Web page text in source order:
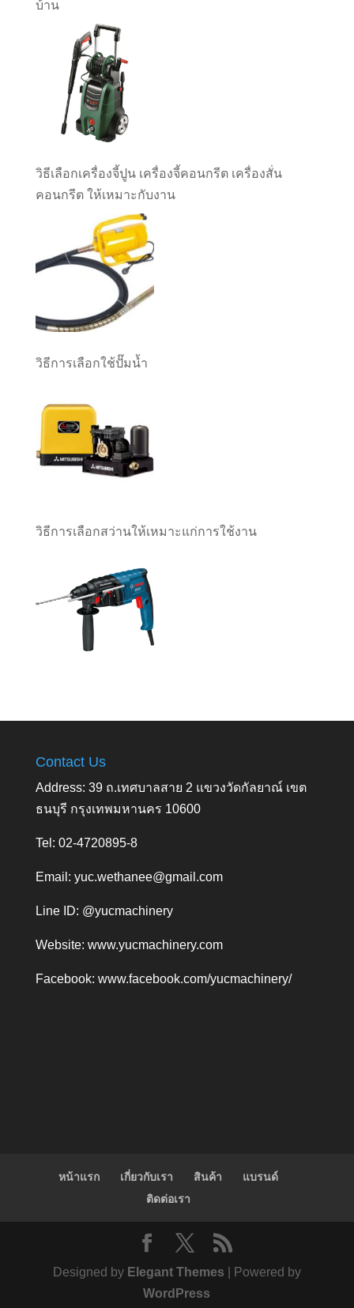
บ้าน
วิธีเลือกเครื่องจี้ปูน เครื่องจี้คอนกรีต เครื่องสั่น
คอนกรีต ให้เหมาะกับงาน
วิธีการเลือกใช้ปั๊มน้ำ
วิธีการเลือกสว่านให้เหมาะแก่การใช้งาน
Contact Us
Address: 39 ถ.เทศบาลสาย 2 แขวงวัดกัลยาณ์ เขต
ธนบุรี กรุงเทพมหานคร 10600
Tel: 02-4720895-8
Email: yuc.wethanee@gmail.com
Line ID: @yucmachinery
Website: www.yucmachinery.com
Facebook: www.facebook.com/yucmachinery/
หน้าแรก เกี่ยวกับเรา สินค้า
แบรนด์
ติดต่อเรา
Designed by Elegant Themes | Powered by
WordPress